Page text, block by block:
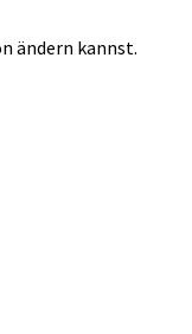
ändern kannst.